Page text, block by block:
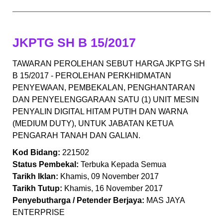
JKPTG SH B 15/2017
TAWARAN PEROLEHAN SEBUT HARGA JKPTG SH
B 15/2017 - PEROLEHAN PERKHIDMATAN
PENYEWAAN, PEMBEKALAN, PENGHANTARAN
DAN PENYELENGGARAAN SATU (1) UNIT MESIN
PENYALIN DIGITAL HITAM PUTIH DAN WARNA
(MEDIUM DUTY), UNTUK JABATAN KETUA
PENGARAH TANAH DAN GALIAN.
Kod Bidang: 221502
Status Pembekal: Terbuka Kepada Semua
Tarikh Iklan: Khamis, 09 November 2017
Tarikh Tutup: Khamis, 16 November 2017
Penyebutharga / Petender Berjaya: MAS JAYA
ENTERPRISE